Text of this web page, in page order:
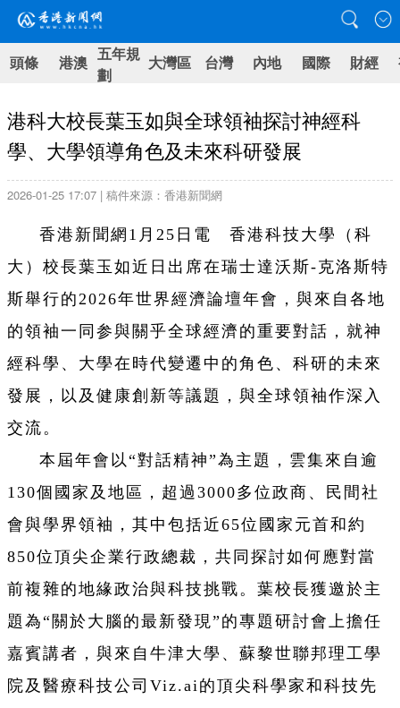
頭條 港澳 五年規
劃
大灣區 台灣 內地 國際 財經
港科大校長葉玉如與全球領袖探討神經科
學、大學領導角色及未來科研發展
2026-01-25 17:07 | 稿件來源：香港新聞網
香港新聞網1月25日電 香港科技大學（科
大）校長葉玉如近日出席在瑞士達沃斯-克洛斯特
斯舉行的2026年世界經濟論壇年會，與來自各地
的領袖一同参與關乎全球經濟的重要對話，就神
經科學、大學在時代變遷中的角色、科研的未來
發展，以及健康創新等議題，與全球領袖作深入
交流。
本屆年會以“對話精神”為主題，雲集來自逾
130個國家及地區，超過3000多位政商、民間社
會與學界領袖，其中包括近65位國家元首和約
850位頂尖企業行政總裁，共同探討如何應對當
前複雜的地緣政治與科技挑戰。 葉校長獲邀於主
題為“關於大腦的最新發現”的專題研討會上擔任
嘉賓講者，與來自牛津大學、蘇黎世聯邦理工學
院及醫療科技公司Viz.ai的頂尖科學家和科技先